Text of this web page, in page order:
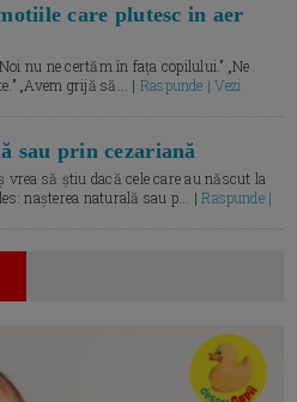
care plutesc in aer
nu ne certăm în fața copilului.” „Ne
„Avem grijă să... | Raspunde | Vezi
sau prin cezariană
vrea să știu dacă cele care au născut la
nașterea naturală sau p... |Raspunde |